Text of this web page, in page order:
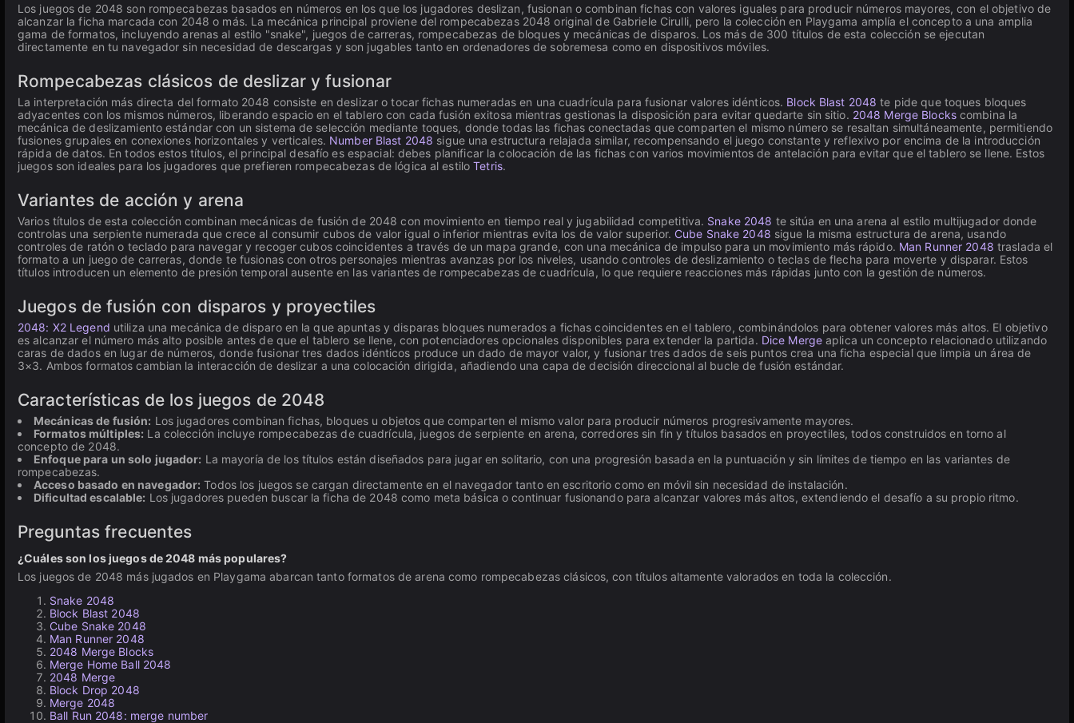
Los juegos de 2048 son rompecabezas basados en números en los que los jugadores deslizan, fusionan o combinan fichas con valores iguales para producir números mayores, con el objetivo de
alcanzar la ficha marcada con 2048 o más. La mecánica principal proviene del rompecabezas 2048 original de Gabriele Cirulli, pero la colección en Playgama amplía el concepto a una amplia
gama de formatos, incluyendo arenas al estilo "snake", juegos de carreras, rompecabezas de bloques y mecánicas de disparos. Los más de 300 títulos de esta colección se ejecutan
directamente en tu navegador sin necesidad de descargas y son jugables tanto en ordenadores de sobremesa como en dispositivos móviles.
Rompecabezas clásicos de deslizar y fusionar
La interpretación más directa del formato 2048 consiste en deslizar o tocar fichas numeradas en una cuadrícula para fusionar valores idénticos. Block Blast 2048 te pide que toques bloques
adyacentes con los mismos números, liberando espacio en el tablero con cada fusión exitosa mientras gestionas la disposición para evitar quedarte sin sitio. 2048 Merge Blockscombina la
mecánica de deslizamiento estándar con un sistema de selección mediante toques, donde todas las fichas conectadas que comparten el mismo número se resaltan simultáneamente, permitiendo
fusiones grupales en conexiones horizontales y verticales. Number Blast 2048 sigue una estructura relajada similar, recompensando el juego constante y reflexivo por encima de la introducción
rápida de datos. En todos estos títulos, el principal desafío es espacial: debes planificar la colocación de las fichas con varios movimientos de antelación para evitar que el tablero se llene. Estos
juegos son ideales para los jugadores que prefieren rompecabezas de lógica al estiloTetris.
Variantes de acción y arena
Varios títulos de esta colección combinan mecánicas de fusión de 2048 con movimiento en tiempo real y jugabilidad competitiva. Snake 2048 te sitúa en una arena al estilo multijugador donde
controlas una serpiente numerada que crece al consumir cubos de valor igual o inferior mientras evita los de valor superior. Cube Snake 2048 sigue la misma estructura de arena, usando
controles de ratón o teclado para navegar y recoger cubos coincidentes a través de un mapa grande, con una mecánica de impulso para un movimiento más rápido. Man Runner 2048 traslada el
formato a un juego de carreras, donde te fusionas con otros personajes mientras avanzas por los niveles, usando controles de deslizamiento o teclas de flecha para moverte y disparar. Estos
títulos introducen un elemento de presión temporal ausente en las variantes de rompecabezas de cuadrícula, lo que requiere reacciones más rápidas junto con la gestión de números.
Juegos de fusión con disparos y proyectiles
2048: X2 Legend utiliza una mecánica de disparo en la que apuntas y disparas bloques numerados a fichas coincidentes en el tablero, combinándolos para obtener valores más altos. El objetivo
es alcanzar el número más alto posible antes de que el tablero se llene, con potenciadores opcionales disponibles para extender la partida. Dice Merge aplica un concepto relacionado utilizando
caras de dados en lugar de números, donde fusionar tres dados idénticos produce un dado de mayor valor, y fusionar tres dados de seis puntos crea una ficha especial que limpia un área de
3×3. Ambos formatos cambian la interacción de deslizar a una colocación dirigida, añadiendo una capa de decisión direccional al bucle de fusión estándar.
Características de los juegos de 2048
Mecánicas de fusión: Los jugadores combinan fichas, bloques u objetos que comparten el mismo valor para producir números progresivamente mayores.
Formatos múltiples: La colección incluye rompecabezas de cuadrícula, juegos de serpiente en arena, corredores sin fin y títulos basados en proyectiles, todos construidos en torno al
concepto de 2048.
Enfoque para un solo jugador: La mayoría de los títulos están diseñados para jugar en solitario, con una progresión basada en la puntuación y sin límites de tiempo en las variantes de
rompecabezas.
Acceso basado en navegador: Todos los juegos se cargan directamente en el navegador tanto en escritorio como en móvil sin necesidad de instalación.
Dificultad escalable: Los jugadores pueden buscar la ficha de 2048 como meta básica o continuar fusionando para alcanzar valores más altos, extendiendo el desafío a su propio ritmo.
Preguntas frecuentes
¿Cuáles son los juegos de 2048 más populares?
Los juegos de 2048 más jugados en Playgama abarcan tanto formatos de arena como rompecabezas clásicos, con títulos altamente valorados en toda la colección.
Snake 2048
Block Blast 2048
Cube Snake 2048
Man Runner 2048
2048 Merge Blocks
Merge Home Ball 2048
2048 Merge
Block Drop 2048
Merge 2048
Ball Run 2048: merge number